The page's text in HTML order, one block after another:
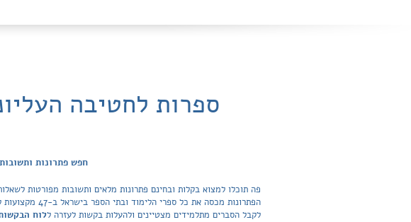
ספרות לחטיבה
חפש פתרונות
הפתרונות
לקבל הסברים מתלמידים מצטיינים ולהעלות בקשות לעזרה ללוח